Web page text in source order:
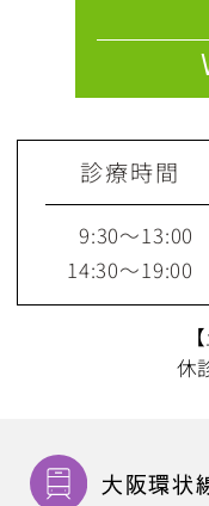
診療時間
9:30～13:00
14:30～19:00
休
大阪環状